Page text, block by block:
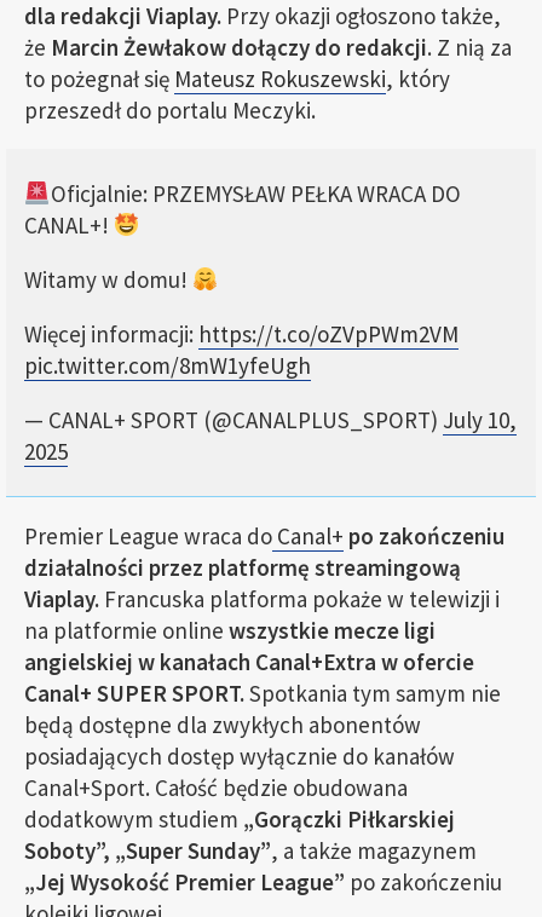
dla redakcji Viaplay. Przy okazji ogłoszono także,
że Marcin Żewłakow dołączy do redakcji. Z nią za
to pożegnał się Mateusz Rokuszewski, który
przeszedł do portalu Meczyki.
Oficjalnie: PRZEMYSŁAW PEŁKA WRACA DO
CANAL+!
Witamy w domu!
Więcej informacji: https://t.co/oZVpPWm2VM
pic.twitter.com/8mW1yfeUgh
— CANAL+ SPORT (@CANALPLUS_SPORT) July 10,
2025
Premier League wraca do Canal+ po zakończeniu
działalności przez platformę streamingową
Viaplay. Francuska platforma pokaże w telewizji i
na platformie online wszystkie mecze ligi
angielskiej w kanałach Canal+Extra w ofercie
Canal+ SUPER SPORT.Spotkania tym samym nie
będą dostępne dla zwykłych abonentów
posiadających dostęp wyłącznie do kanałów
Canal+Sport. Całość będzie obudowana
dodatkowym studiem „Gorączki Piłkarskiej
Soboty”, „Super Sunday”, a także magazynem
„Jej Wysokość Premier League” po zakończeniu